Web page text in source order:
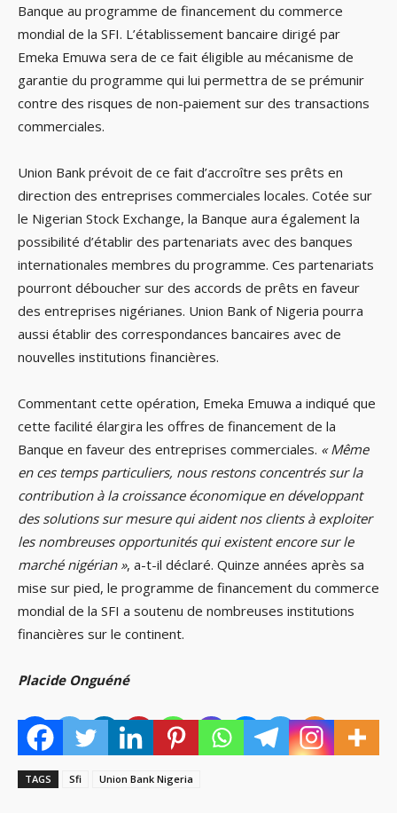
Banque au programme de financement du commerce
mondial de la SFI. L’établissement bancaire dirigé par
Emeka Emuwa sera de ce fait éligible au mécanisme de
garantie du programme qui lui permettra de se prémunir
contre des risques de non-paiement sur des transactions
commerciales.
Union Bank prévoit de ce fait d’accroître ses prêts en
direction des entreprises commerciales locales. Cotée sur
le Nigerian Stock Exchange, la Banque aura également la
possibilité d’établir des partenariats avec des banques
internationales membres du programme. Ces partenariats
pourront déboucher sur des accords de prêts en faveur
des entreprises nigérianes. Union Bank of Nigeria pourra
aussi établir des correspondances bancaires avec de
nouvelles institutions financières.
Commentant cette opération, Emeka Emuwa a indiqué que
cette facilité élargira les offres de financement de la
Banque en faveur des entreprises commerciales. « Même
en ces temps particuliers, nous restons concentrés sur la
contribution à la croissance économique en développant
des solutions sur mesure qui aident nos clients à exploiter
les nombreuses opportunités qui existent encore sur le
marché nigérian », a-t-il déclaré. Quinze années après sa
mise sur pied, le programme de financement du commerce
mondial de la SFI a soutenu de nombreuses institutions
financières sur le continent.
Placide Onguéné
TAGS Sfi Union Bank Nigeria